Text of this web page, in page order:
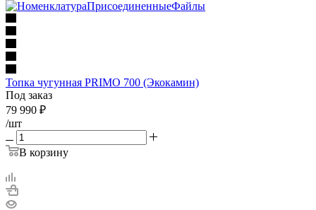
Топка чугунная PRIMO 700 (Экокамин)
Под заказ
79 990 ₽
/шт
В корзину